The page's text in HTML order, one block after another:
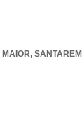
, SANTAREM